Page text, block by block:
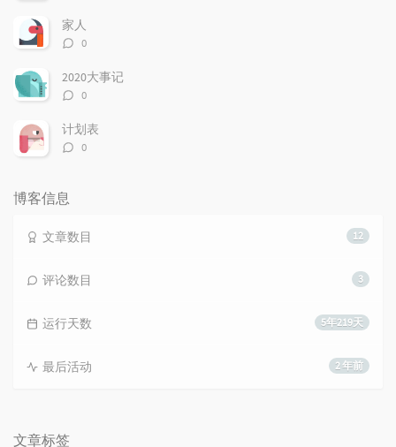
数：
家人
评
数：
0
2020大事记
评
数：
0
计划表
评
0
博客信息
12
文章数目
3
评论数目
5年219天
运行天数
2 年前
最后活动
文章标签